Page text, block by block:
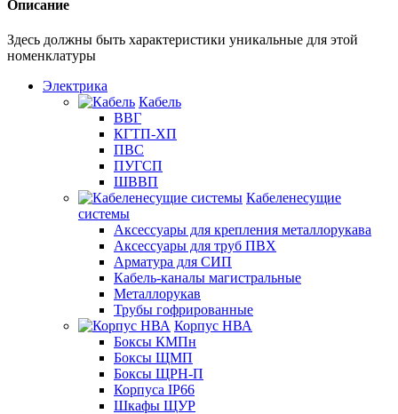
Описание
Здесь должны быть характеристики уникальные для этой
номенклатуры
Электрика
Кабель
ВВГ
КГТП-ХП
ПВС
ПУГСП
ШВВП
Кабеленесущие
системы
Аксессуары для крепления металлорукава
Аксессуары для труб ПВХ
Арматура для СИП
Кабель-каналы магистральные
Металлорукав
Трубы гофрированные
Корпус НВА
Боксы КМПн
Боксы ЩМП
Боксы ЩРН-П
Корпуса IP66
Шкафы ЩУР